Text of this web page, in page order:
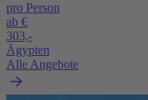
pro Person
ab €
303,-
Ägypten
Alle Angebote